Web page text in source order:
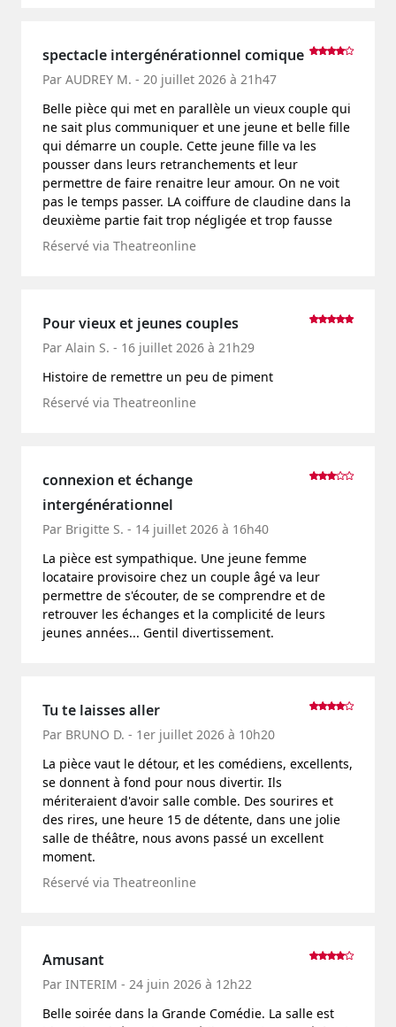
spectacle intergénérationnel comique
Par AUDREY M. - 20 juillet 2026 à 21h47
Belle pièce qui met en parallèle un vieux couple qui
ne sait plus communiquer et une jeune et belle fille
qui démarre un couple. Cette jeune fille va les
pousser dans leurs retranchements et leur
permettre de faire renaitre leur amour. On ne voit
pas le temps passer. LA coiffure de claudine dans la
deuxième partie fait trop négligée et trop fausse
Réservé via Theatreonline
Pour vieux et jeunes couples
Par Alain S. - 16 juillet 2026 à 21h29
Histoire de remettre un peu de piment
Réservé via Theatreonline
connexion et échange
intergénérationnel
Par Brigitte S. - 14 juillet 2026 à 16h40
La pièce est sympathique. Une jeune femme
locataire provisoire chez un couple âgé va leur
permettre de s'écouter, de se comprendre et de
retrouver les échanges et la complicité de leurs
jeunes années... Gentil divertissement.
Tu te laisses aller
Par BRUNO D. - 1er juillet 2026 à 10h20
La pièce vaut le détour, et les comédiens, excellents,
se donnent à fond pour nous divertir. Ils
mériteraient d'avoir salle comble. Des sourires et
des rires, une heure 15 de détente, dans une jolie
salle de théâtre, nous avons passé un excellent
moment.
Réservé via Theatreonline
Amusant
Par INTERIM - 24 juin 2026 à 12h22
Belle soirée dans la Grande Comédie. La salle est